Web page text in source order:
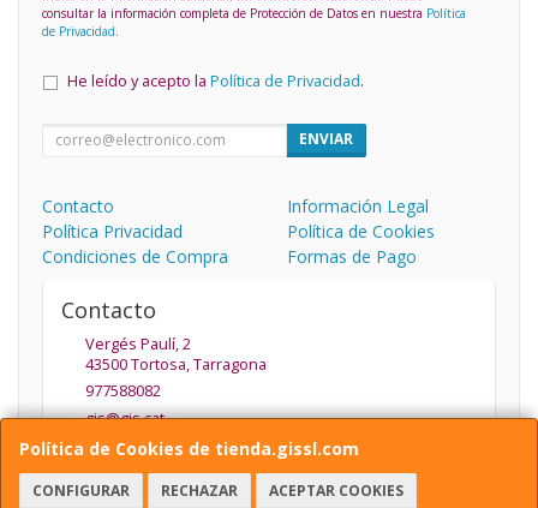
Política de Cookies de tienda.gissl.com
CONFIGURAR RECHAZAR ACEPTAR COOKIES
consultar la información completa de Protección de Datos en nuestra Política
de Privacidad
He leído y acepto la Política de Privacidad.
ENVIAR
Contacto
Información Legal
Política Privacidad
Política de Cookies
Condiciones de Compra
Formas de Pago
Contacto
Vergés Paulí, 2
43500Tortosa,Tarragona
977588082
gis@gis.cat
Horario